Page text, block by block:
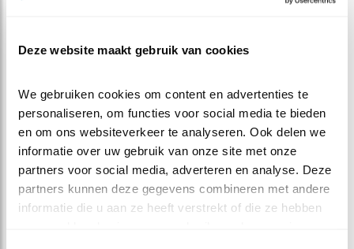
Deze website maakt gebruik van cookies
We gebruiken cookies om content en advertenties te
personaliseren, om functies voor social media te bieden
en om ons websiteverkeer te analyseren. Ook delen we
informatie over uw gebruik van onze site met onze
partners voor social media, adverteren en analyse. Deze
partners kunnen deze gegevens combineren met andere
informatie die u aan ze heeft verstrekt of die ze hebben
wachten.
Vind ik leuk
Bewaar deze blog
MEER OVER
Steenuil
Alle Beleef de
Lente blogs
DEEL DIT BERICHT